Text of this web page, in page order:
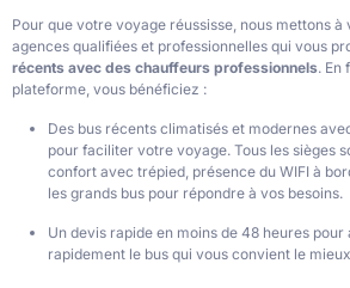
Pour que votre voyage réussisse, nous mettons à
agences qualifiées et professionnelles qui vous
récents avec des chauffeurs professionnels. En
plateforme, vous bénéficiez :
Des bus récents climatisés et modernes
pour faciliter votre voyage. Tous les sièges
confort avec trépied, présence du WIFI à
les grands bus pour répondre à vos besoins.
Un devis rapide en moins de 48 heures
rapidement le bus qui vous convient le